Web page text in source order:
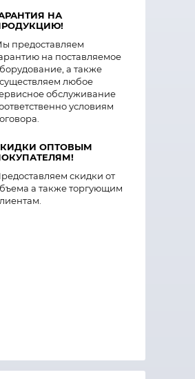
НА
предоставляем
на поставляемое
а также
любое
обслуживание
условиям
ОПТОВЫМ
скидки от
а также торгующим